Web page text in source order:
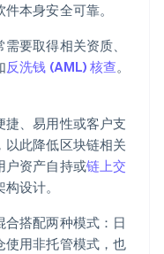
本身安全可靠。
要取得相关资质、
反洗钱 (AML) 核查。
捷、易用性或客户支
此降低区块链相关
户资产自持或链上交
设计。
合搭配两种模式：日
使用非托管模式，也